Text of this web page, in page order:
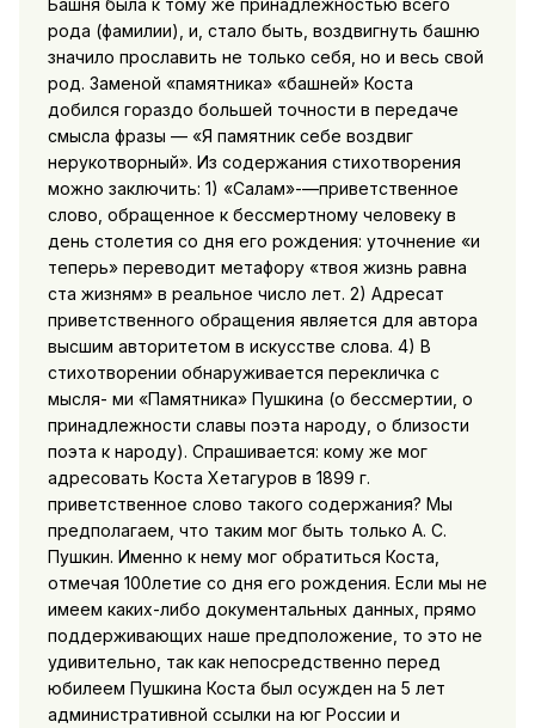
рода (фамилии), и, стало быть, воздвигнуть башню
значило прославить не только себя, но и весь свой
род. Заменой «памятника» «башней» Коста
добился гораздо большей точности в передаче
смысла фразы — «Я памятник себе воздвиг
нерукотворный». Из содержания стихотворения
можно заключить: 1) «Салам»-—приветственное
слово, обращенное к бессмертному человеку в
день столетия со дня его рождения: уточнение «и
теперь» переводит метафору «твоя жизнь равна
ста жизням» в реальное число лет. 2) Адресат
приветственного обращения является для автора
высшим авторитетом в искусстве слова. 4) В
стихотворении обнаруживается перекличка с
мысля- ми «Памятника» Пушкина (о бессмертии, о
принадлежности славы поэта народу, о близости
поэта к народу). Спрашивается: кому же мог
адресовать Коста Хетагуров в 1899 г.
приветственное слово такого содержания? Мы
предполагаем, что таким мог быть только А. С.
Пушкин. Именно к нему мог обратиться Коста,
отмечая 100летие со дня его рождения. Если мы не
имеем каких-либо документальных данных, прямо
поддерживающих наше предположение, то это не
удивительно, так как непосредственно перед
юбилеем Пушкина Коста был осужден на 5 лет
административной ссылки на юг России и